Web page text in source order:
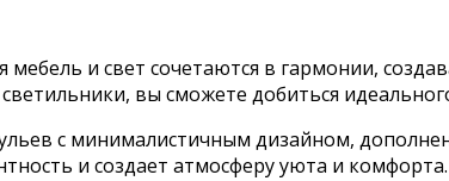
и свет сочетаются в гармонии,
светильники, вы сможете добиться
с минималистичным дизайном,
и создает атмосферу уюта и комфорта.